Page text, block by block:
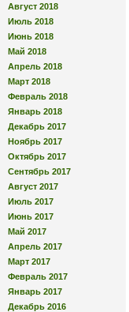
Август 2018
Июль 2018
Июнь 2018
Май 2018
Апрель 2018
Март 2018
Февраль 2018
Январь 2018
Декабрь 2017
Ноябрь 2017
Октябрь 2017
Сентябрь 2017
Август 2017
Июль 2017
Июнь 2017
Май 2017
Апрель 2017
Март 2017
Февраль 2017
Январь 2017
Декабрь 2016